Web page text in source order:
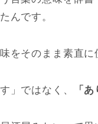
んです。
をそのまま素直に
」ではなく、 「